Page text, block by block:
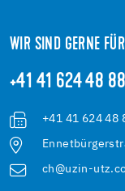
WIR SIND GERNE
+41 41 624 48 88
+41 41 624 48
ch@uzin-